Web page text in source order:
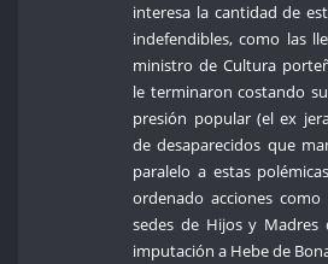
interesa la cantidad de
indefendibles, como las
ministro de Cultura
le terminaron costando
presión popular (el ex
de desaparecidos que
paralelo a estas
ordenado acciones
sedes de Hijos y Madres
imputación a Hebe de